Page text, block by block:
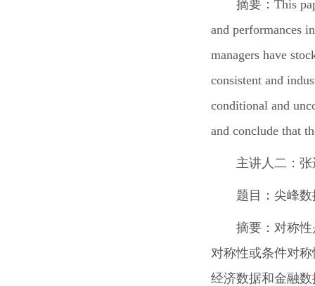
摘要：This
and performances
managers have
consistent and
conditional and
and conclude that
主讲人二：
题目：尖峰
摘要：对称
对称性或条件对
经济数据和金融